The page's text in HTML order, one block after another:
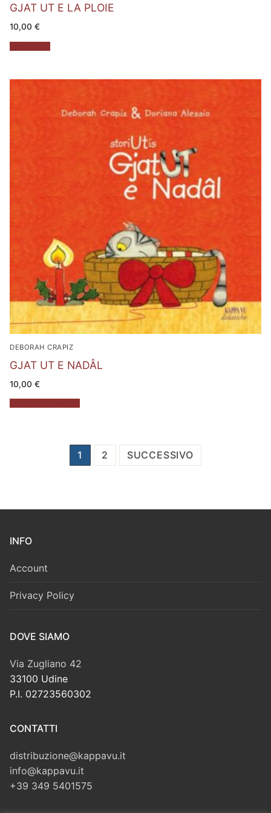
GJAT UT E LA PLOIE
10,00 €
DEBORAH CRAPIZ
GJAT UT E NADÂL
10,00 €
Paginazione
1 2 SUCCESSIVO
INFO
Account
Privacy Policy
DOVE SIAMO
Via Zugliano 42
33100 Udine
P.I. 02723560302
CONTATTI
distribuzione@kappavu.it
info@kappavu.it
+39 349 5401575